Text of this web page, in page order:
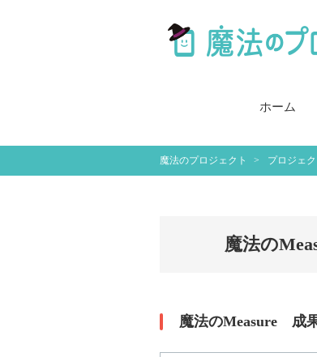
ホーム
魔法のプロジェクト プロジェク
魔法の
魔法のMeasure 成